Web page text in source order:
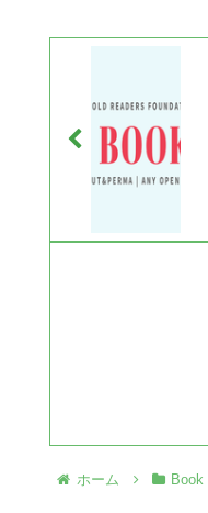
ホーム Book